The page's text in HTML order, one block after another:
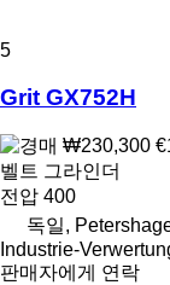
5
Grit GX752H
₩230,300
벨트 그라인더
전압 400
독일,
Industrie-
판매자에게 연락